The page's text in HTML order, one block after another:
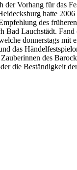
der Vorhang für das
hatte
des
Bad Lauchstädt.
donnerstags
das
des
die Beständigkeit